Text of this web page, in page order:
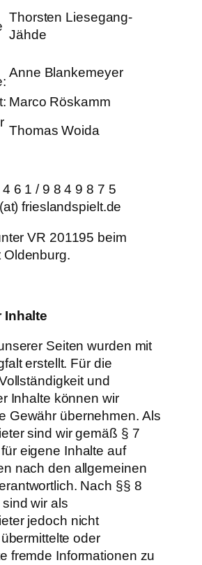
Thorsten Liesegang-
Jähde
Anne Blankemeyer
Marco Röskamm
Thomas Woida
6 1 / 9 8 4 9 8 7 5
frieslandspielt.de
VR 201195 beim
Oldenburg.
Inhalte
Seiten wurden mit
erstellt. Für die
und
Inhalte können wir
Gewähr übernehmen. Als
sind wir gemäß § 7
eigene Inhalte auf
nach den allgemeinen
Nach §§ 8
wir als
jedoch nicht
oder
fremde Informationen zu